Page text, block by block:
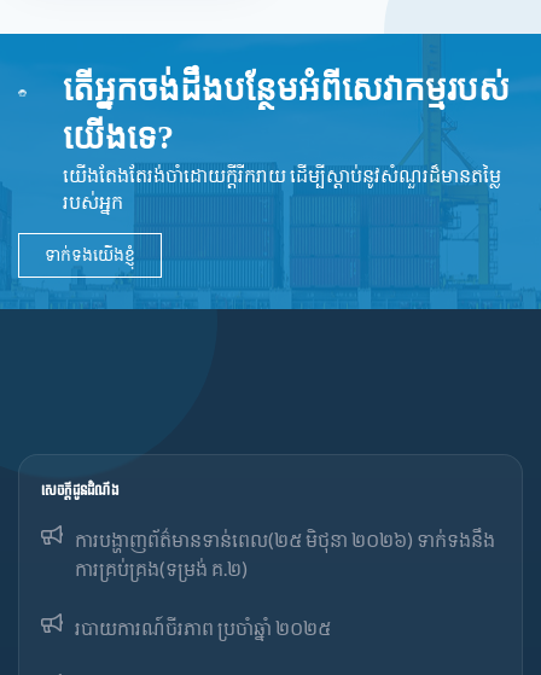
តើអ្នកចង់ដឹងបន្ថែមអំពីសេវាកម្មរបស់
យើងទេ?
យើងតែងតែរង់ចាំដោយក្ដីរីករាយ ដើម្បីស្តាប់នូវ​សំណួរដ៏​មានតម្លៃ
របស់អ្នក
ទាក់ទងយើងខ្ញុំ
សេចក្ដីជូនដំណឹង
ការបង្ហាញព័ត៌មានទាន់ពេល(២៥ មិថុនា ២០២៦) ទាក់ទងនឹង
ការគ្រប់គ្រង(ទម្រង់ គ.២)
របាយការណ៍ចីរភាព ប្រចាំឆ្នាំ ២០២៥